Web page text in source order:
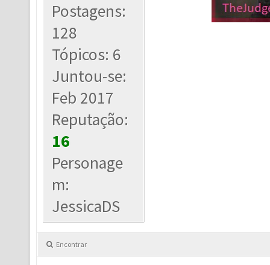
Postagens:
128
Tópicos: 6
Juntou-se:
Feb 2017
Reputação:
16
Personage
m:
JessicaDS
Encontrar